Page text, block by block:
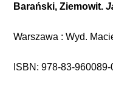
Barański, Ziemowit.
Warszawa : Wyd.
ISBN: 978-83-960089-